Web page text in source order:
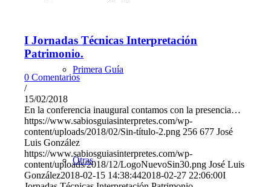
Primera Guía
Otras
I Jornadas Técnicas Interpretación
Patrimonio.
0 Comentarios
/
15/02/2018
En la conferencia inaugural contamos con la presencia…
https://www.sabiosguiasinterpretes.com/wp-
content/uploads/2018/02/Sin-título-2.png 256 677 José
Luis González
https://www.sabiosguiasinterpretes.com/wp-
content/uploads/2018/12/LogoNuevoSin30.png José Luis
González2018-02-15 14:38:442018-02-27 22:06:00I